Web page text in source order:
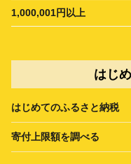
1,000,001円以上
はじ
はじめてのふるさと納税
寄付上限額を調べる